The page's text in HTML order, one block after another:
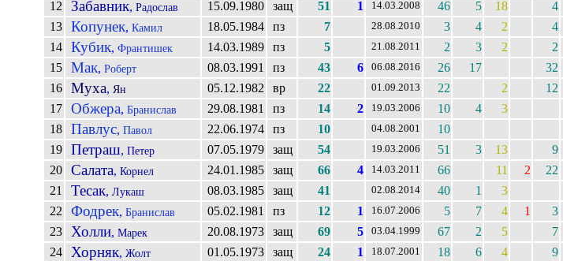
12 Забавник, Радослав 15.09.1980 защ 51 1 14.03.2008 46 5 18 4
13 Копунек, Камил 18.05.1984 пз 7 28.08.2010 3 4 2 4
14 Кубик, Франтишек 14.03.1989 пз 5 21.08.2011 2 3 2 2
15 Мак, Роберт 08.03.1991 пз 43 6 06.08.2016 26 17 32
16 Муха, Ян 05.12.1982 вр 22 01.09.2013 22 2 12
17 Обжера, Бранислав 29.08.1981 пз 14 2 19.03.2006 10 4 3
18 Павлус, Павол 22.06.1974 пз 10 04.08.2001 10
19 Петраш, Петер 07.05.1979 защ 54 19.03.2006 51 3 13 9
20 Салата, Корнел 24.01.1985 защ 66 4 14.03.2011 66 11 2 22
21 Тесак, Лукаш 08.03.1985 защ 41 02.08.2014 40 1 3
22 Фодрек, Бранислав 05.02.1981 пз 12 1 16.07.2006 5 7 4 1 3
23 Холли, Марек 20.08.1973 защ 69 5 03.04.1999 67 2 5 7
24 Хорняк, Жолт 01.05.1973 защ 24 1 18.07.2001 18 6 4 9